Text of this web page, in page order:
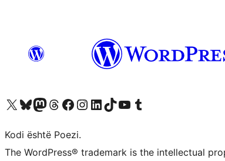
Vizitoni llogarinë tonë X (ish Twitter)
Vizitoni llogarinë tonë Bluesky
Vizitoni llogarinë tonë Mastodon
Vizitoni llogarinë tonë Threads
Vizitoni faqen tonë në Facebook
Vizitoni llogarinë tonë Instagram
Vizitoni llogarinë tonë LinkedIn
Vizitoni llogarinë tonë TikTok
Vizitoni kanalin tonë YouTube
Vizitoni llogarinë tonë Tumblr
Kodi është Poezi.
The WordPress® trademark is the intellectual